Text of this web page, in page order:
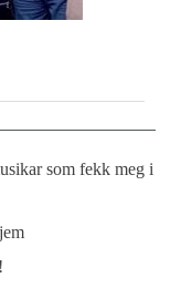
som fekk meg i